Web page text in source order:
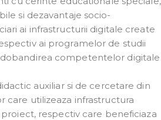
si dezavantaje socio-
ai infrastructurii digitale create
ai programelor de studii
competentelor digitale
auxiliar si de cercetare din
care utilizeaza infrastructura
respectiv care beneficiaza